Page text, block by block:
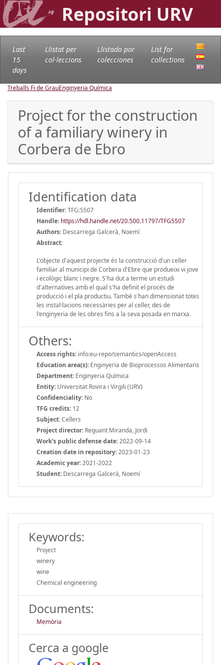
Repositori URV
Last
15
days
Llistat per
col·leccions
Llistado por
colecciones
List for
collections
Treballs Fi de GrauEnginyeria Química
Project for the construction
of a familiary winery in
Corbera de Ebro
Identification data
Identifier:TFG:5507
Handle: https://hdl.handle.net/20.500.11797/TFG5507
Authors: Descarrega Galcerà, Noemí
Abstract:
L'objecte d'aquest projecte és la construcció d'un celler
familiar al municipi de Corbera d'Ebre que produeixi vi jove
i ecològic blanc i negre. S'ha dut a terme un estudi
d'alternatives amb el qual s'ha definit el procés de
producció i el pla productiu. També s'han dimensionat totes
les instal·lacions necessàries per al celler, des de
l'enginyeria de les obres fins a la seva posada en marxa.
Others:
Access rights: info:eu-repo/semantics/openAccess
Education area(s): Enginyeria de Bioprocessos Alimentaris
Department: Enginyeria Química
Entity: Universitat Rovira i Virgili (URV)
Confidenciality: No
TFG credits: 12
Subject:Cellers
Project director: Reguant Miranda, Jordi
Work's public defense date:2022-09-14
Creation date in repository:2023-01-23
Academic year:2021-2022
Student: Descarrega Galcerà, Noemí
Keywords:
Project
winery
wine
Chemical engineering
Documents:
Memòria
Cerca a google